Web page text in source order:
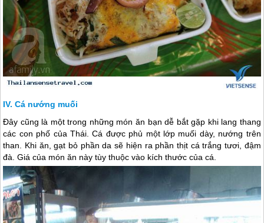
Cá nướng muối
Đây cũng là một trong những món ăn bạn dễ bắt gặp khi lang thang
các con phố của Thái. Cá được phủ một lớp muối dày, nướng trên
than. Khi ăn, gạt bỏ phần da sẽ hiện ra phần thịt cá trắng tươi, đậm
đà. Giá của món ăn này tùy thuộc vào kích thước của cá.